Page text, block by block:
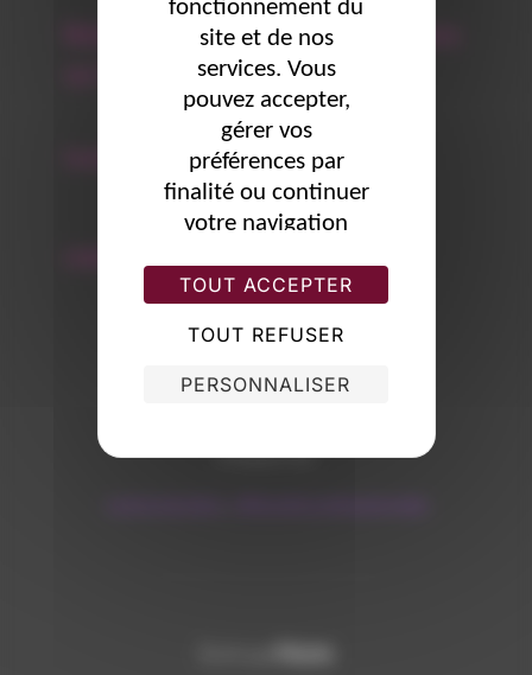
Retrouvez toutes nos publications
sur les réseaux sociaux !
ÉTIQUETTES
fonctionnement du
site et de nos
services. Vous
pouvez accepter,
gérer vos
préférences par
finalité ou continuer
votre navigation
TOUT ACCEPTER
TOUT REFUSER
PERSONNALISER